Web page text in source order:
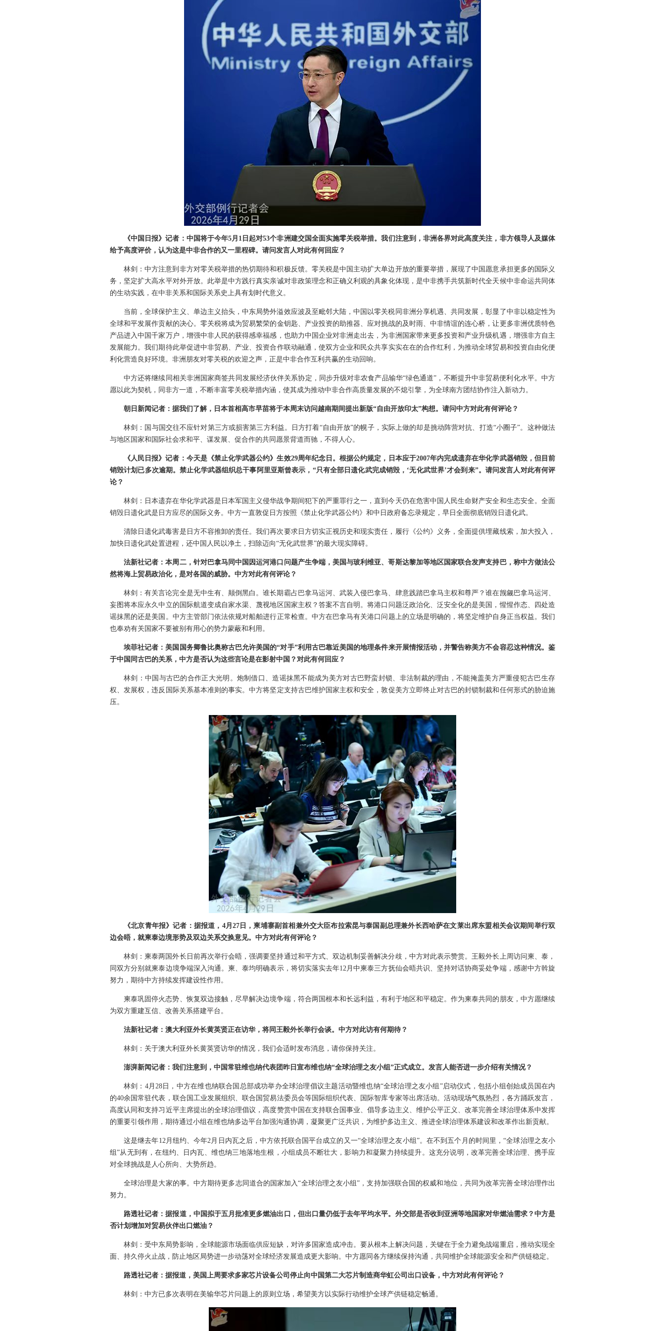
《中国日报》记者：中国将于今年5月1日起对53个非洲建交国全面实施零关税举措。我们注意到，非洲各界对此高度关注，非方领导人及媒体
给予高度评价，认为这是中非合作的又一里程碑。请问发言人对此有何回应？
林剑：中方注意到非方对零关税举措的热切期待和积极反馈。零关税是中国主动扩大单边开放的重要举措，展现了中国愿意承担更多的国际义
务，坚定扩大高水平对外开放。此举是中方践行真实亲诚对非政策理念和正确义利观的具象化体现，是中非携手共筑新时代全天候中非命运共同体
的生动实践，在中非关系和国际关系史上具有划时代意义。
当前，全球保护主义、单边主义抬头，中东局势外溢效应波及至毗邻大陆，中国以零关税同非洲分享机遇、共同发展，彰显了中非以稳定性为
全球和平发展作贡献的决心。零关税将成为贸易繁荣的金钥匙、产业投资的助推器、应对挑战的及时雨、中非情谊的连心桥，让更多非洲优质特色
产品进入中国千家万户，增强中非人民的获得感幸福感，也助力中国企业对非洲走出去，为非洲国家带来更多投资和产业升级机遇，增强非方自主
发展能力。我们期待此举促进中非贸易、产业、投资合作联动融通，使双方企业和民众共享实实在在的合作红利，为推动全球贸易和投资自由化便
利化营造良好环境。非洲朋友对零关税的欢迎之声，正是中非合作互利共赢的生动回响。
中方还将继续同相关非洲国家商签共同发展经济伙伴关系协定，同步升级对非农食产品输华“绿色通道”，不断提升中非贸易便利化水平。中方
愿以此为契机，同非方一道，不断丰富零关税举措内涵，使其成为推动中非合作高质量发展的不熄引擎，为全球南方团结协作注入新动力。
朝日新闻记者：据我们了解，日本首相高市早苗将于本周末访问越南期间提出新版“自由开放印太”构想。请问中方对此有何评论？
林剑：国与国交往不应针对第三方或损害第三方利益。日方打着“自由开放”的幌子，实际上做的却是挑动阵营对抗、打造“小圈子”。这种做法
与地区国家和国际社会求和平、谋发展、促合作的共同愿景背道而驰，不得人心。
《人民日报》记者：今天是《禁止化学武器公约》生效29周年纪念日。根据公约规定，日本应于2007年内完成遗弃在华化学武器销毁，但目前
销毁计划已多次逾期。禁止化学武器组织总干事阿里亚斯曾表示，“只有全部日遗化武完成销毁，‘无化武世界’才会到来”。请问发言人对此有何评
论？
林剑：日本遗弃在华化学武器是日本军国主义侵华战争期间犯下的严重罪行之一，直到今天仍在危害中国人民生命财产安全和生态安全。全面
销毁日遗化武是日方应尽的国际义务。中方一直敦促日方按照《禁止化学武器公约》和中日政府备忘录规定，早日全面彻底销毁日遗化武。
清除日遗化武毒害是日方不容推卸的责任。我们再次要求日方切实正视历史和现实责任，履行《公约》义务，全面提供埋藏线索，加大投入，
加快日遗化武处置进程，还中国人民以净土，扫除迈向“无化武世界”的最大现实障碍。
法新社记者：本周二，针对巴拿马同中国因运河港口问题产生争端，美国与玻利维亚、哥斯达黎加等地区国家联合发声支持巴，称中方做法公
然将海上贸易政治化，是对各国的威胁。中方对此有何评论？
林剑：有关言论完全是无中生有、颠倒黑白。谁长期霸占巴拿马运河、武装入侵巴拿马、肆意践踏巴拿马主权和尊严？谁在觊觎巴拿马运河、
妄图将本应永久中立的国际航道变成自家水渠、蔑视地区国家主权？答案不言自明。将港口问题泛政治化、泛安全化的是美国，惺惺作态、四处造
谣抹黑的还是美国。中方主管部门依法依规对船舶进行正常检查。中方在巴拿马有关港口问题上的立场是明确的，将坚定维护自身正当权益。我们
也奉劝有关国家不要被别有用心的势力蒙蔽和利用。
埃菲社记者：美国国务卿鲁比奥称古巴允许美国的“对手”利用古巴靠近美国的地理条件来开展情报活动，并警告称美方不会容忍这种情况。鉴
于中国同古巴的关系，中方是否认为这些言论是在影射中国？对此有何回应？
林剑：中国与古巴的合作正大光明。炮制借口、造谣抹黑不能成为美方对古巴野蛮封锁、非法制裁的理由，不能掩盖美方严重侵犯古巴生存
权、发展权，违反国际关系基本准则的事实。中方将坚定支持古巴维护国家主权和安全，敦促美方立即终止对古巴的封锁制裁和任何形式的胁迫施
压。
《北京青年报》记者：据报道，4月27日，柬埔寨副首相兼外交大臣布拉索昆与泰国副总理兼外长西哈萨在文莱出席东盟相关会议期间举行双
边会晤，就柬泰边境形势及双边关系交换意见。中方对此有何评论？
林剑：柬泰两国外长日前再次举行会晤，强调要坚持通过和平方式、双边机制妥善解决分歧，中方对此表示赞赏。王毅外长上周访问柬、泰，
同双方分别就柬泰边境争端深入沟通。柬、泰均明确表示，将切实落实去年12月中柬泰三方抚仙会晤共识、坚持对话协商妥处争端，感谢中方斡旋
努力，期待中方持续发挥建设性作用。
柬泰巩固停火态势、恢复双边接触，尽早解决边境争端，符合两国根本和长远利益，有利于地区和平稳定。作为柬泰共同的朋友，中方愿继续
为双方重建互信、改善关系搭建平台。
法新社记者：澳大利亚外长黄英贤正在访华，将同王毅外长举行会谈。中方对此访有何期待？
林剑：关于澳大利亚外长黄英贤访华的情况，我们会适时发布消息，请你保持关注。
澎湃新闻记者：我们注意到，中国常驻维也纳代表团昨日宣布维也纳“全球治理之友小组”正式成立。发言人能否进一步介绍有关情况？
林剑：4月28日，中方在维也纳联合国总部成功举办全球治理倡议主题活动暨维也纳“全球治理之友小组”启动仪式，包括小组创始成员国在内
的40余国常驻代表，联合国工业发展组织、联合国贸易法委员会等国际组织代表、国际智库专家等出席活动。活动现场气氛热烈，各方踊跃发言，
高度认同和支持习近平主席提出的全球治理倡议，高度赞赏中国在支持联合国事业、倡导多边主义、维护公平正义、改革完善全球治理体系中发挥
的重要引领作用，期待通过小组在维也纳多边平台加强沟通协调，凝聚更广泛共识，为维护多边主义、推进全球治理体系建设和改革作出新贡献。
这是继去年12月纽约、今年2月日内瓦之后，中方依托联合国平台成立的又一“全球治理之友小组”。在不到五个月的时间里，“全球治理之友小
组”从无到有，在纽约、日内瓦、维也纳三地落地生根，小组成员不断壮大，影响力和凝聚力持续提升。这充分说明，改革完善全球治理、携手应
对全球挑战是人心所向、大势所趋。
全球治理是大家的事。中方期待更多志同道合的国家加入“全球治理之友小组”，支持加强联合国的权威和地位，共同为改革完善全球治理作出
努力。
路透社记者：据报道，中国拟于五月批准更多燃油出口，但出口量仍低于去年平均水平。外交部是否收到亚洲等地国家对华燃油需求？中方是
否计划增加对贸易伙伴出口燃油？
林剑：受中东局势影响，全球能源市场面临供应短缺，对许多国家造成冲击。要从根本上解决问题，关键在于全力避免战端重启，推动实现全
面、持久停火止战，防止地区局势进一步动荡对全球经济发展造成更大影响。中方愿同各方继续保持沟通，共同维护全球能源安全和产供链稳定。
路透社记者：据报道，美国上周要求多家芯片设备公司停止向中国第二大芯片制造商华虹公司出口设备，中方对此有何评论？
林剑：中方已多次表明在美输华芯片问题上的原则立场，希望美方以实际行动维护全球产供链稳定畅通。